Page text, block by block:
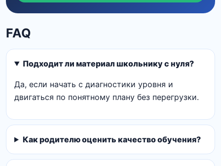
FAQ
Подходит ли материал школьнику с нуля?
Да, если начать с диагностики уровня и
двигаться по понятному плану без перегрузки.
Как родителю оценить качество обучения?